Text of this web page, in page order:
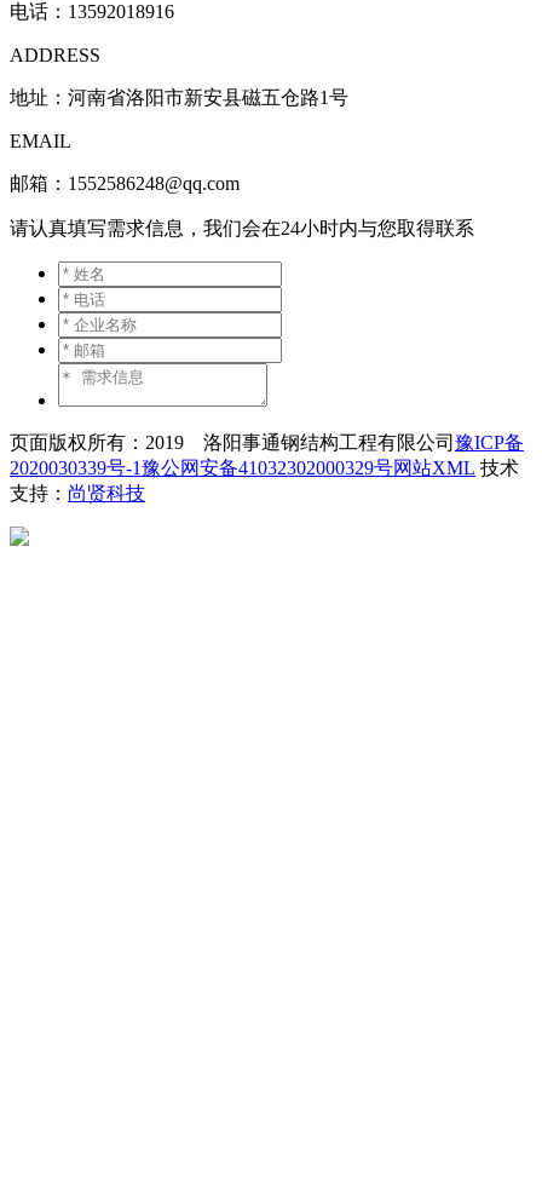
电话： 13592018916
ADDRESS
地址：河南省洛阳市新安县磁五仓路1号
EMAIL
邮箱：1552586248@qq.com
请认真填写需求信息，我们会在24小时内与您取得联系
页面版权所有：2019 洛阳事通钢结构工程有限公司 豫ICP备
2020030339号-1豫公网安备41032302000329号网站XML 技术
支持： 尚贤科技